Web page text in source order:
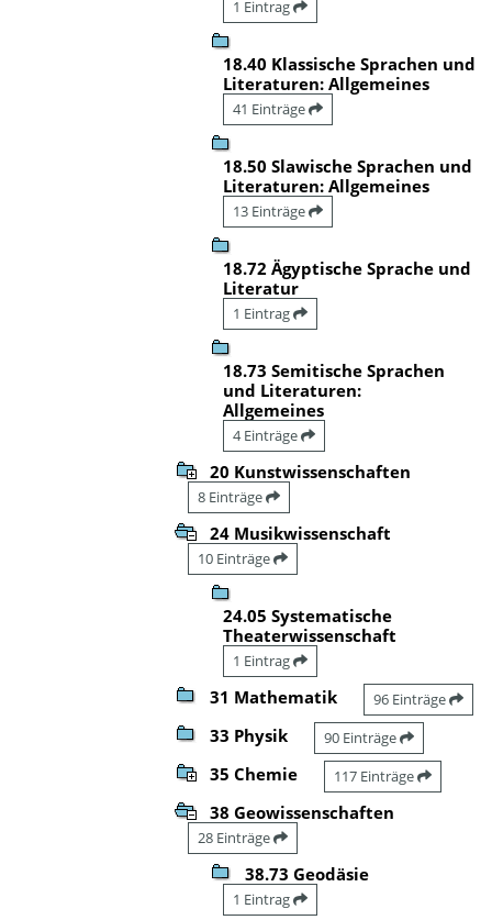
1 Eintrag
18.40 Klassische Sprachen und
Literaturen: Allgemeines
41 Einträge
18.50 Slawische Sprachen und
Literaturen: Allgemeines
13 Einträge
18.72 Ägyptische Sprache und
Literatur
1 Eintrag
18.73 Semitische Sprachen
und Literaturen:
Allgemeines
4 Einträge
20 Kunstwissenschaften
8 Einträge
24 Musikwissenschaft
10 Einträge
24.05 Systematische
Theaterwissenschaft
1 Eintrag
31 Mathematik 96 Einträge
33 Physik 90 Einträge
35 Chemie 117 Einträge
38 Geowissenschaften
28 Einträge
38.73 Geodäsie
1 Eintrag